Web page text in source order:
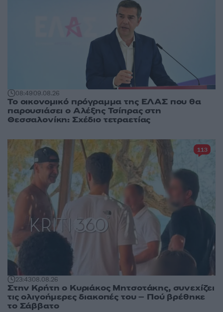
08:4909.08.26
Το οικονομικό πρόγραμμα της ΕΛΑΣ που θα
παρουσιάσει ο Αλέξης Τσίπρας στη
Θεσσαλονίκη: Σχέδιο τετραετίας
23:4308.08.26
Στην Κρήτη ο Κυριάκος Μητσοτάκης, συνεχίζει
τις ολιγοήμερες διακοπές του – Πού βρέθηκε
το Σάββατο
113